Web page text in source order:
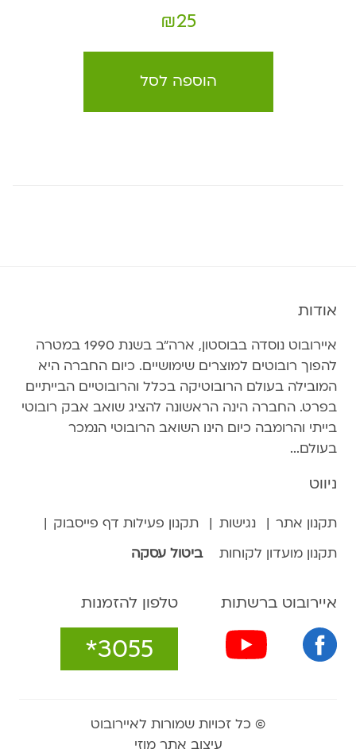
₪25
הוספה לסל
אודות
איירובוט נוסדה בבוסטון, ארה״ב בשנת 1990 במטרה
להפוך רובוטים למוצרים שימושיים. כיום החברה היא
המובילה בעולם הרובוטיקה בכלל והרובוטיים הבייתיים
בפרט. החברה הינה הראשונה להציג שואב אבק רובוטי
בייתי והרומבה כיום הינו השואב הרובוטי הנמכר
בעולם...
ניווט
תקנון אתר נגישות
תקנון פעילות דף פייסבוק
תקנון מועדון לקוחות
ביטול עסקה
איירובוט ברשתות טלפון להזמנות
*3055
© כל זכויות שמורות לאיירובוט
עיצוב אתר מוזי